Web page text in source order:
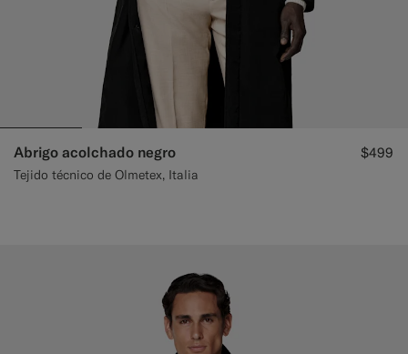
Abrigo acolchado negro
Tejido técnico de Olmetex, Italia
$499